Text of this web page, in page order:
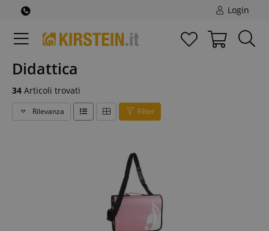
Login
Didattica
34 Articoli trovati
Rilevanza Filter